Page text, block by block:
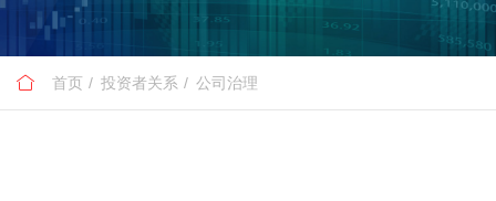
首页 投资者关系 公司治理